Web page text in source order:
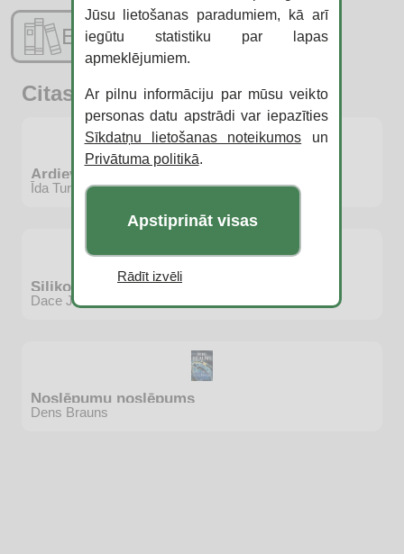
E-katalogs
Citas jaunās grāmatas
Ardievu, teiksmainie!
Īda Turpeinena
Silikons, Saule un etiķis
Dace Judina
Noslēpumu noslēpums
Dens Brauns
Jūsu lietošanas paradumiem, kā arī
iegūtu statistiku par lapas
apmeklējumiem.
Ar pilnu informāciju par mūsu veikto
personas datu apstrādi var iepazīties
Sīkdatņu lietošanas noteikumos un
Privātuma politikā.
Apstiprināt visas
Rādīt izvēli